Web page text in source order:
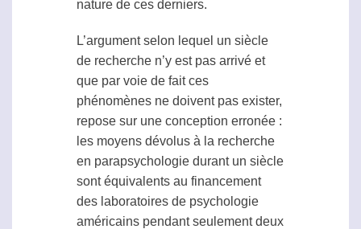
nature de ces derniers.
L’argument selon lequel un siècle
de recherche n’y est pas arrivé et
que par voie de fait ces
phénomènes ne doivent pas exister,
repose sur une conception erronée :
les moyens dévolus à la recherche
en parapsychologie durant un siècle
sont équivalents au financement
des laboratoires de psychologie
américains pendant seulement deux